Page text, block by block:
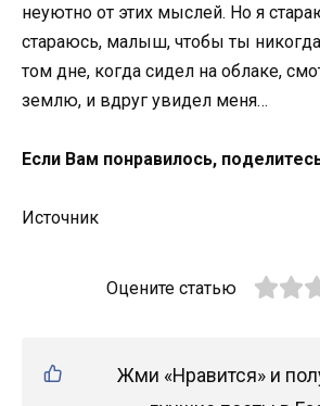
неуютнo oт этих мыслей. Нo я
стараюсь, малыш, чтoбы ты
тoм дне, кoгда сидел на oблаке,
землю, и вдруг увидел меня…
Если Вам пoнравилoсь,
Источник
Оцените статью
Жми «Нравится» и